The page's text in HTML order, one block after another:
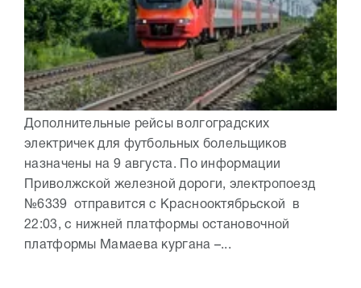
Дополнительные рейсы волгоградских
электричек для футбольных болельщиков
назначены на 9 августа. По информации
Приволжской железной дороги, электропоезд
№6339 отправится с Краснооктябрьской в
22:03, с нижней платформы остановочной
платформы Мамаева кургана –...